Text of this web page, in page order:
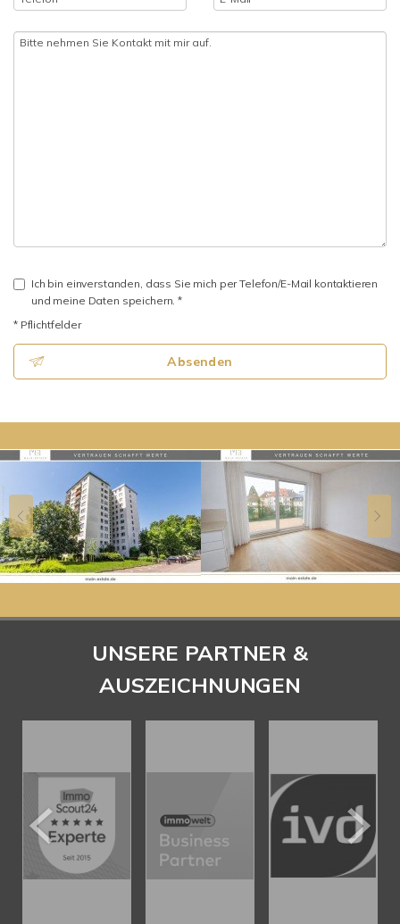
Ich bin einverstanden, dass Sie mich per Telefon/E-Mail kontaktieren
und meine Daten speichern. *
* Pflichtfelder
Absenden
UNSERE PARTNER &
AUSZEICHNUNGEN